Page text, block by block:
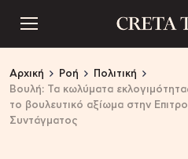
Αρχική Ροή
Πολιτική
Βουλή: Τα κωλύματα
το βουλευτικό αξίωμα στην
Συντάγματος